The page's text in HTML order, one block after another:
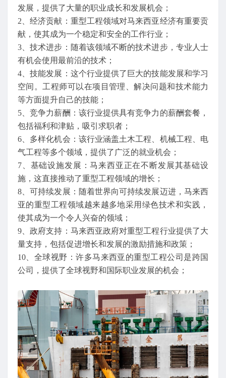
发展，提供了大量的职业成长和发展机会；
2、经济贡献：重型工程领域对马来西亚经济有重要贡
献，使其成为一个稳定和安全的工作行业；
3、技术进步：随着该领域不断的技术进步，专业人士
有机会使用最前沿的技术；
4、技能发展：这个行业提供了巨大的技能发展和学习
空间。工程师可以在项目管理、解决问题和技术能力
等方面提升自己的技能；
5、竞争力薪酬：该行业提供具有竞争力的薪酬套餐，
包括福利和津贴，吸引求职者；
6、多样化机会：该行业涵盖土木工程、机械工程、电
气工程等多个领域，提供了广泛的就业机会；
7、基础设施发展：马来西亚正在不断发展其基础设
施，这直接推动了重型工程领域的增长；
8、可持续发展：随着世界向可持续发展迈进，马来西
亚的重型工程领域越来越多地采用绿色技术和实践，
使其成为一个令人兴奋的领域；
9、政府支持：马来西亚政府对重型工程行业提供了大
量支持，包括促进增长和发展的激励措施和政策；
10、全球视野：许多马来西亚的重型工程公司是跨国
公司，提供了全球视野和国际职业发展的机会；